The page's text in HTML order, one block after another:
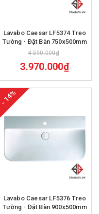
Lavabo Caesar LF5374 Treo
Tường - Đặt Bàn 750x500mm
4.590.000₫
3.970.000₫
- 14%
Lavabo Caesar LF5376 Treo
Tường - Đặt Bàn 900x500mm